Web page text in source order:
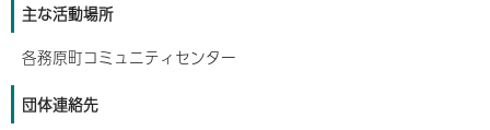
主な活動場所
各務原町コミュニティセンター
団体連絡先